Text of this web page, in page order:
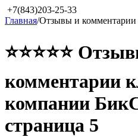
+7(843)203-25-33
Главная/Отзывы и комментарии
⭐⭐⭐⭐⭐
комментарии
компании
страница 5